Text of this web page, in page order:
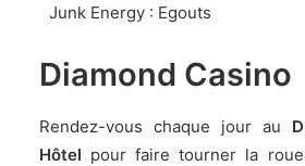
Junk Energy : Egouts
Diamond Casino
Rendez-vous chaque jour au
Hôtel pour faire tourner la